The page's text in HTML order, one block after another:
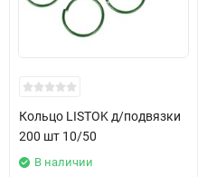
Кольцо LISTOK д/подвязки
200 шт 10/50
В наличии